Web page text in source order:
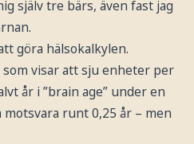
själv tre bärs, även fast jag
göra hälsokalkylen.
visar att sju enheter per
år i ”brain age” under en
runt 0,25 år – men